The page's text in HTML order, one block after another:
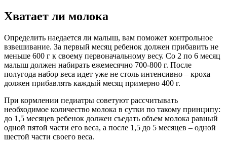
Хватает ли молока
Определить наедается ли малыш, вам поможет контрольное
взвешивание. За первый месяц ребенок должен прибавить не
меньше 600 г к своему первоначальному весу. Со 2 по 6 месяц
малыш должен набирать ежемесячно 700-800 г. После
полугода набор веса идет уже не столь интенсивно – кроха
должен прибавлять каждый месяц примерно 400 г.
При кормлении педиатры советуют рассчитывать
необходимое количество молока в сутки по такому принципу:
до 1,5 месяцев ребенок должен съедать объем молока равный
одной пятой части его веса, а после 1,5 до 5 месяцев – одной
шестой части своего веса.